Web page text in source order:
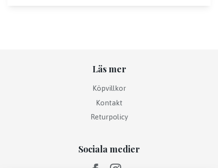
Läs mer
Köpvillkor
Kontakt
Returpolicy
Sociala medier